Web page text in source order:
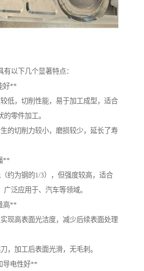
有以下几个显著特点：
好**
低，切削性能，易于加工成型，适合
零件加工。
的切削力较小，磨损较少，延长了寿
**
约为钢的1/3），但强度较高，适合
泛应用于、汽车等领域。
高**
现高表面光洁度，减少后续表面处理
，加工后表面光滑，无毛刺。
导电性好**